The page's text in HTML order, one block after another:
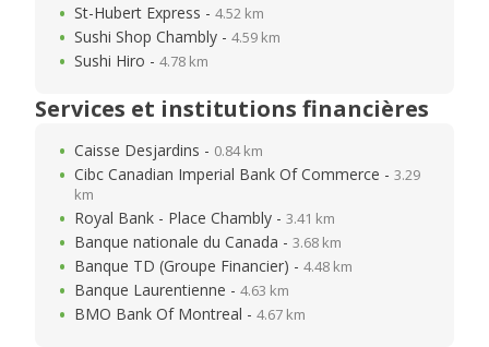
St-Hubert Express - 4.52 km
Sushi Shop Chambly - 4.59 km
Sushi Hiro - 4.78 km
Services et institutions financières
Caisse Desjardins - 0.84 km
Cibc Canadian Imperial Bank Of Commerce - 3.29
km
Royal Bank - Place Chambly - 3.41 km
Banque nationale du Canada - 3.68 km
Banque TD (Groupe Financier) - 4.48 km
Banque Laurentienne - 4.63 km
BMO Bank Of Montreal - 4.67 km